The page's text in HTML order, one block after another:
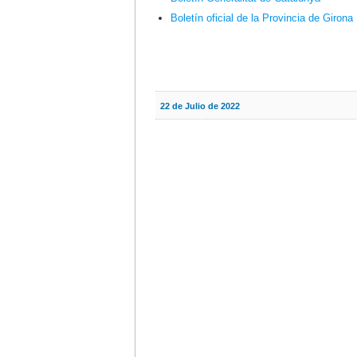
Boletín oficial de la Provincia de Girona
22 de Julio de 2022